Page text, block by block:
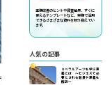
業務改善のヒントや調査結果、すぐに
使えるテンプレートなど、実務で活用
できるさまざまな資料を取り揃えてい
ます。
人気の記事
01
リベラルアーツを学ぶ意
義とは ～ビジネスで必
要とされる背景や意義を
解説～